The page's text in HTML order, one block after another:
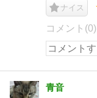
ナイス
コメント(0)
青音